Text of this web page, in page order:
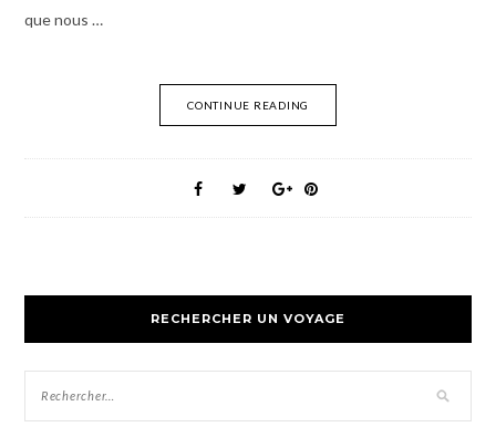
que nous …
CONTINUE READING
RECHERCHER UN VOYAGE